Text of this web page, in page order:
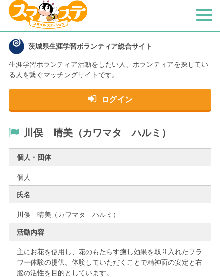
茨城県生涯学習ボランティア総合サイト
生涯学習ボランティア活動をしたい人、 ボランティアを探してい
る人を繋ぐマッチングサイトです。
ログイン
メ
川俣 晴美（カワマタ ハルミ）
個人・団体
個人
氏名
川俣 晴美（カワマタ ハルミ）
活動内容
主にお花を使用し、花のもたらす癒し効果を取り入れたフラ
ワー体験の提供。体験していただくことで精神面の安定と右
脳の活性を目的としています。